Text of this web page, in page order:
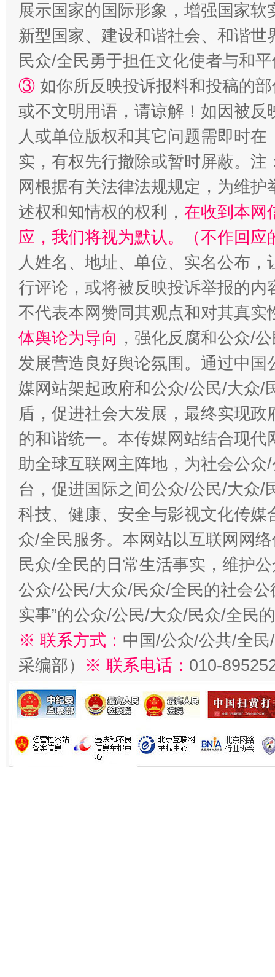
漫山遍野的桃花与雪山、麦地、白藏房 除
展示国家的国际形象，增强国家
新型国家、建设和谐社会、和谐
民众/全民勇于担任文化使者与和
③ 如你所反映投诉报料和投稿的
或不文明用语，请谅解！如因被
人或单位版权和其它问题需即时在
实，有权先行撤除或暂时屏蔽。
网根据有关法律法规规定，为维
述权和知情权的权利， 在收到本网
应，我们将视为默认。（不作回应
人姓名、地址、单位、实名公布
行评论，或将被反映投诉举报的
不代表本网赞同其观点和对其真实
体舆论为导向 ，强化反腐和公众/
发展营造良好舆论氛围。通过中
媒网站架起政府和公众/公民/大众/
盾，促进社会大发展，最终实现
的和谐统一。本传媒网站结合现
助全球互联网主阵地，为社会公
台，促进国际之间公众/公民/大众/
科技、健康、安全与影视文化传
众/全民服务。本网站以互联网网
民众/全民的日常生活事实，维护
公众/公民/大众/民众/全民的社会公
实事”的公众/公民/大众/民众/全民
※ 联系方式： 中国/公众/公共/全
采编部） ※ 联系电话： 010-